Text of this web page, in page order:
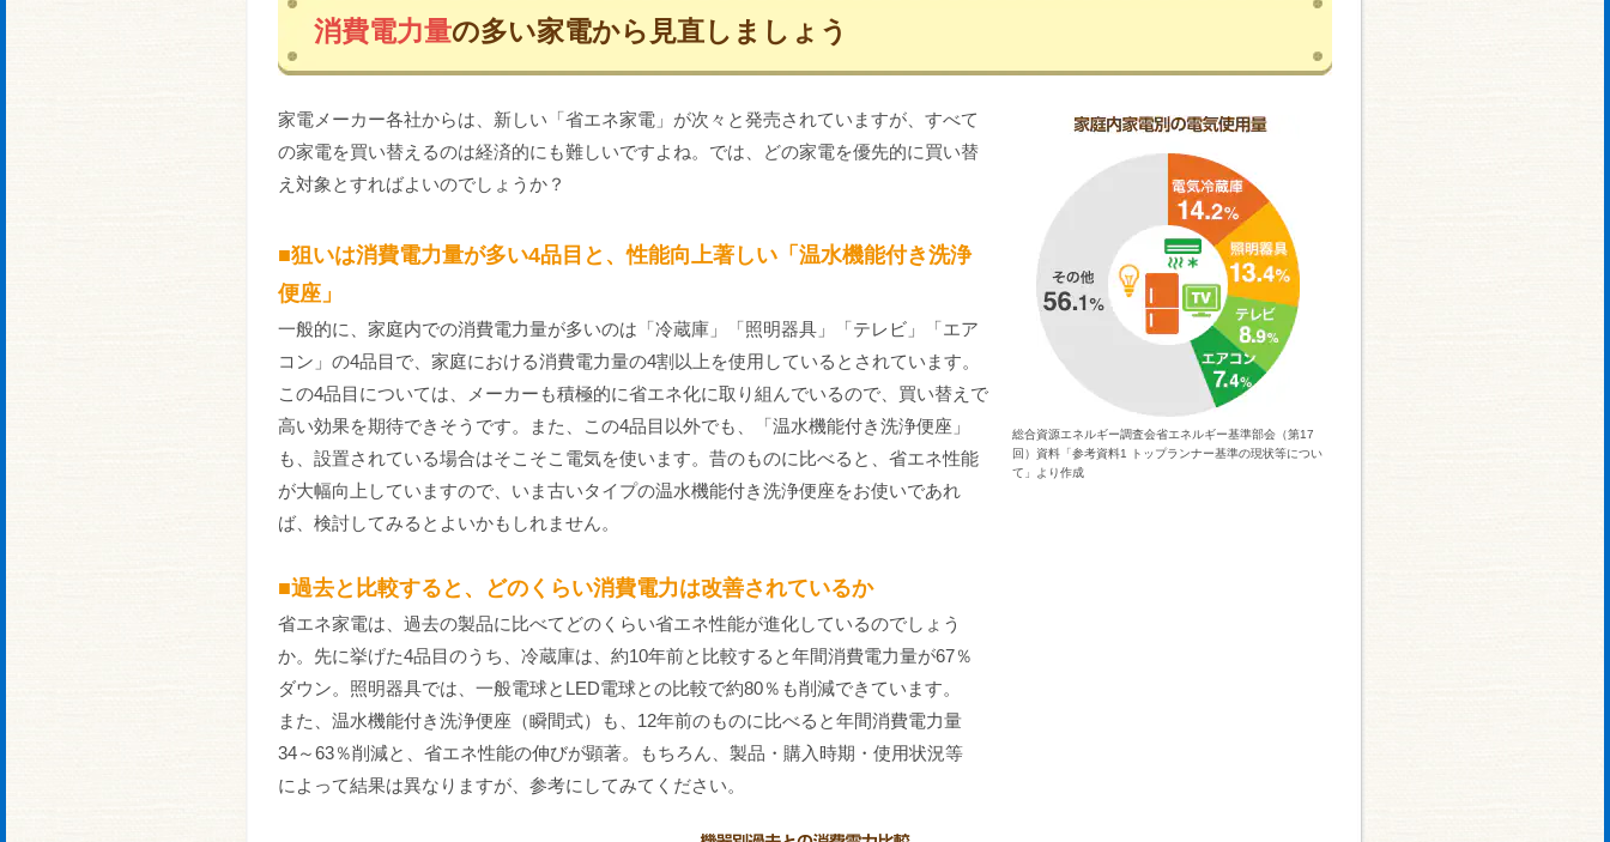
消費電力量の多い家電から見直しましょう
総合資源エネルギー調査会省エネルギー基準部会（第17
回）資料「参考資料1 トップランナー基準の現状等につい
て」より作成
家電メーカー各社からは、新しい「省エネ家電」が次々と発売されていますが、すべて
の家電を買い替えるのは経済的にも難しいですよね。では、どの家電を優先的に買い替
え対象とすればよいのでしょうか？
■狙いは消費電力量が多い4品目と、性能向上著しい「温水機能付き洗浄
便座」
一般的に、家庭内での消費電力量が多いのは「冷蔵庫」「照明器具」「テレビ」「エア
コン」の4品目で、家庭における消費電力量の4割以上を使用しているとされています。
この4品目については、メーカーも積極的に省エネ化に取り組んでいるので、買い替えで
高い効果を期待できそうです。また、この4品目以外でも、「温水機能付き洗浄便座」
も、設置されている場合はそこそこ電気を使います。昔のものに比べると、省エネ性能
が大幅向上していますので、いま古いタイプの温水機能付き洗浄便座をお使いであれ
ば、検討してみるとよいかもしれません。
■過去と比較すると、どのくらい消費電力は改善されているか
省エネ家電は、過去の製品に比べてどのくらい省エネ性能が進化しているのでしょう
か。先に挙げた4品目のうち、冷蔵庫は、約10年前と比較すると年間消費電力量が67％
ダウン。照明器具では、一般電球とLED電球との比較で約80％も削減できています。
また、温水機能付き洗浄便座（瞬間式）も、12年前のものに比べると年間消費電力量
34～63％削減と、省エネ性能の伸びが顕著。もちろん、製品・購入時期・使用状況等
によって結果は異なりますが、参考にしてみてください。